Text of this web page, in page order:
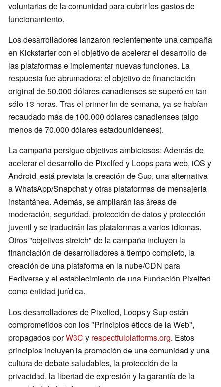
voluntarias de la comunidad para cubrir los gastos de
funcionamiento.
Los desarrolladores lanzaron recientemente una campaña
en Kickstarter con el objetivo de acelerar el desarrollo de
las plataformas e implementar nuevas funciones. La
respuesta fue abrumadora: el objetivo de financiación
original de 50.000 dólares canadienses se superó en tan
sólo 13 horas. Tras el primer fin de semana, ya se habían
recaudado más de 100.000 dólares canadienses (algo
menos de 70.000 dólares estadounidenses).
La campaña persigue objetivos ambiciosos: Además de
acelerar el desarrollo de Pixelfed y Loops para web, iOS y
Android, está prevista la creación de Sup, una alternativa
a WhatsApp/Snapchat y otras plataformas de mensajería
instantánea. Además, se ampliarán las áreas de
moderación, seguridad, protección de datos y protección
juvenil y se traducirán las plataformas a varios idiomas.
Otros "objetivos stretch" de la campaña incluyen la
financiación de desarrolladores a tiempo completo, la
creación de una plataforma en la nube/CDN para
Fediverse y el establecimiento de una Fundación Pixelfed
como entidad jurídica.
Los desarrolladores de Pixelfed, Loops y Sup están
comprometidos con los "Principios éticos de la Web",
propagados porW3C y respectfulplatforms.org. Estos
principios incluyen la promoción de una comunidad y una
cultura de debate saludables, la protección de la
privacidad, la libertad de expresión y la garantía de la